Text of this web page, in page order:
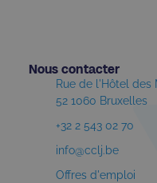
Nous contacter​
Rue de l'Hôtel des
52 1060 Bruxelles
+32 2 543 02 70
info@cclj.be
Offres d'emploi